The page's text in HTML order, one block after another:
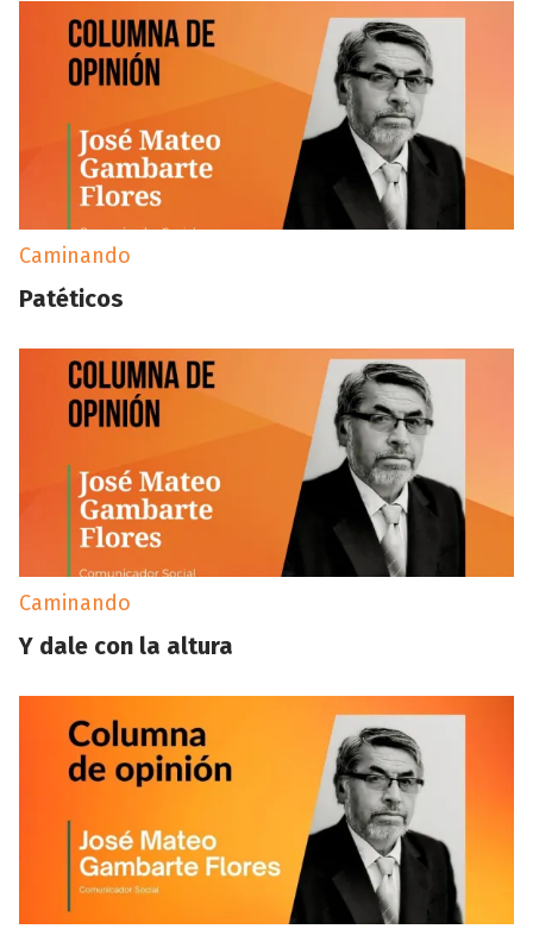
Caminando
Patéticos
Caminando
Y dale con la altura